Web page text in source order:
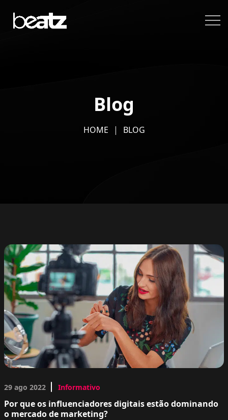
Blog
HOME BLOG
29 ago 2022 Informativo
Por que os influenciadores digitais estão dominando
o mercado de marketing?